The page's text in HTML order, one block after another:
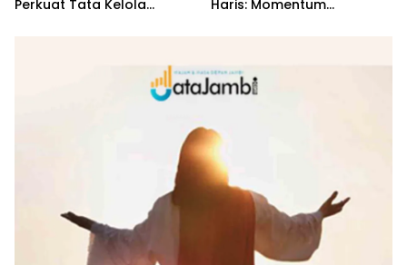
Perkuat Tata Kelola
Haris: Momentum